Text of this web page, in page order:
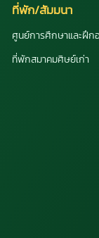
ที่พัก/สัมมนา
ศูนย์การศึกษาและฝึก
ที่พักสมาคมศิษย์เก่า